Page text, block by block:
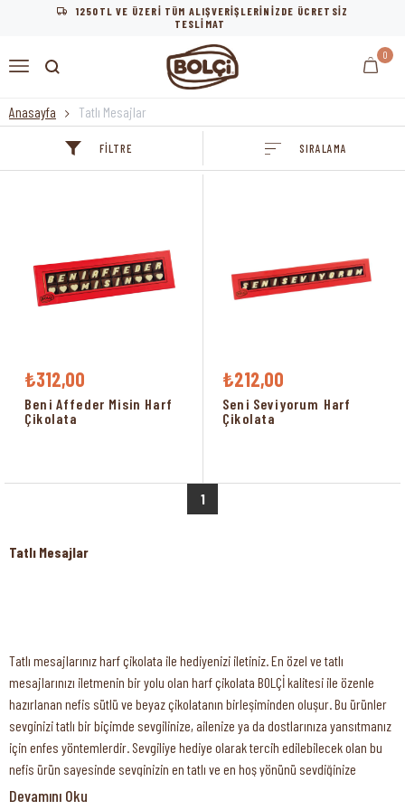
1250TL VE ÜZERİ TÜM ALIŞVERİŞLERİNİZDE ÜCRETSİZ
TESLİMAT
0
Anasayfa Tatlı Mesajlar
FILTRE SIRALAMA
₺312,00
Beni Affeder Misin Harf
Çikolata
₺212,00
Seni Seviyorum Harf
Çikolata
1
Tatlı Mesajlar
Tatlı mesajlarınız harf çikolata ile hediyenizi iletiniz. En özel ve tatlı
mesajlarınızı iletmenin bir yolu olan harf çikolata BOLÇİ kalitesi ile özenle
hazırlanan nefis sütlü ve beyaz çikolatanın birleşiminden oluşur. Bu ürünler
sevginizi tatlı bir biçimde sevgilinize, ailenize ya da dostlarınıza yansıtmanız
için enfes yöntemlerdir. Sevgiliye hediye olarak tercih edilebilecek olan bu
nefis ürün sayesinde sevginizin en tatlı ve en hoş yönünü sevdiğinize
göstermeniz de mümkündür. Nefis harf çikolata çeşitleri ile sevdiklerinizi
Devamını Oku